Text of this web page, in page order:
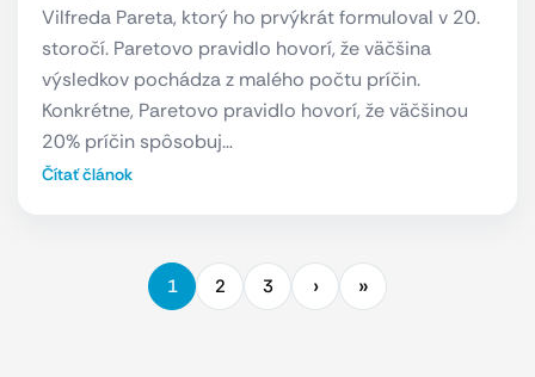
Vilfreda Pareta, ktorý ho prvýkrát formuloval v 20.
storočí. Paretovo pravidlo hovorí, že väčšina
výsledkov pochádza z malého počtu príčin.
Konkrétne, Paretovo pravidlo hovorí, že väčšinou
20% príčin spôsobuj…
Čítať článok
1 2 3